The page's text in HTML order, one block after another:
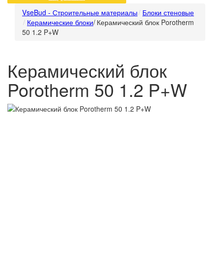
VseBud - Строительные материалы Блоки стеновые
Керамические блоки/ Керамический блок Porotherm
50 1.2 P+W
Керамический блок
Porotherm 50 1.2 P+W